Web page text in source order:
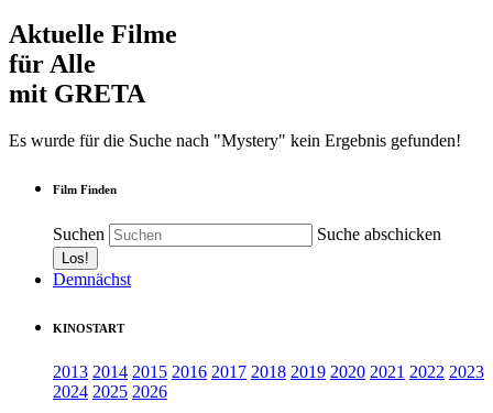
Aktuelle Filme
für Alle
mit GRETA
Es wurde für die Suche nach "Mystery" kein Ergebnis gefunden!
Film Finden
Suchen Suche abschicken
Demnächst
KINOSTART
2013 2014 2015 2016 2017 2018 2019 2020 2021 2022 2023
2024 2025 2026